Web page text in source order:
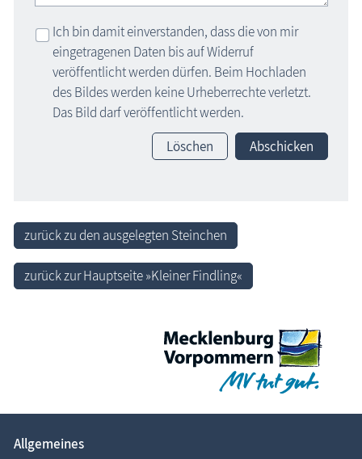
Ich bin damit einverstanden, dass die von mir
eingetragenen Daten bis auf Widerruf
veröffentlicht werden dürfen. Beim Hochladen
des Bildes werden keine Urheberrechte verletzt.
Das Bild darf veröffentlicht werden.
Löschen
Abschicken
zurück zu den ausgelegten Steinchen
zurück zur Hauptseite »Kleiner Findling«
Allgemeines